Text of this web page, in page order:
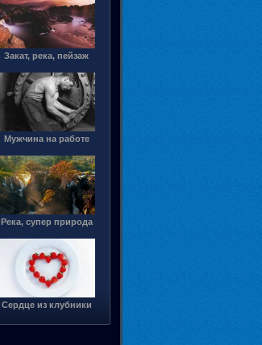
Закат, река, пейзаж
Мужчина на работе
Река, супер природа
Сердце из клубники